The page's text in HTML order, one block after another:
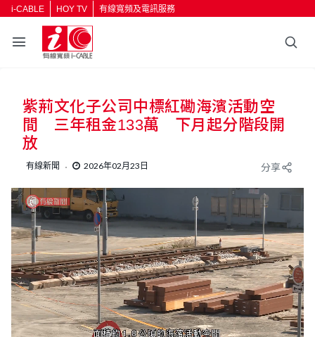
i-CABLE HOY TV 有線寬頻及電訊服務
紫荊文化子公司中標紅磡海濱活動空
間 三年租金133萬 下月起分階段開
放
有線新聞 2026年02月23日 分享